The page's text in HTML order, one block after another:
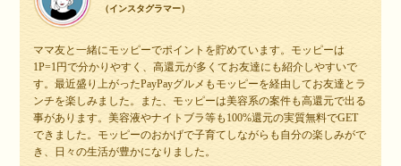
（インスタグラマー）
ママ友と一緒にモッピーでポイントを貯めています。モッピーは
1P=1円で分かりやすく、高還元が多くてお友達にも紹介しやすいで
す。最近盛り上がったPayPayグルメもモッピーを経由してお友達とラ
ンチを楽しみました。また、モッピーは美容系の案件も高還元で出る
事があります。美容液やナイトブラ等も100%還元の実質無料でGET
できました。モッピーのおかげで子育てしながらも自分の楽しみがで
き、日々の生活が豊かになりました。